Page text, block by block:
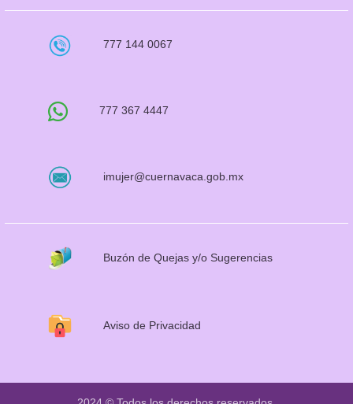
777 144 0067
777 367 4447
imujer@cuernavaca.gob.mx
Buzón de Quejas y/o Sugerencias
Aviso de Privacidad